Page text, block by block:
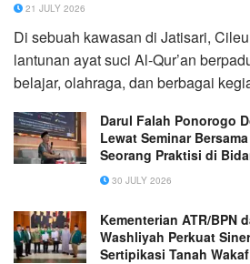
21 JULY 2026
Di sebuah kawasan di Jatisari,
lantunan ayat suci Al-Qur’an
belajar, olahraga, dan berbagai
Darul Falah Ponorogo
Lewat Seminar
Seorang Praktisi di
30 JULY 2026
Kementerian ATR/BPN
Washliyah Perkuat
Sertipikasi Tanah Wakaf